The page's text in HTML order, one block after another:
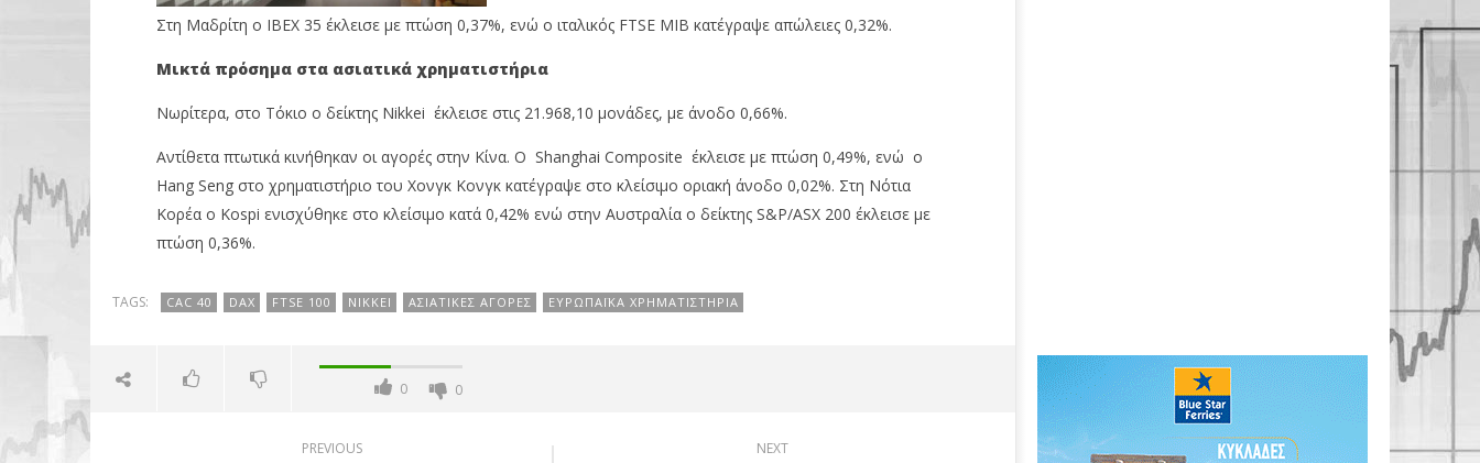
Στη Μαδρίτη ο ΙΒΕΧ 35 έκλεισε με πτώση 0,37%, ενώ ο ιταλικός FTSE MIB κατέγραψε απώλειες 0,32%.
Μικτά πρόσημα στα ασιατικά χρηματιστήρια
Νωρίτερα, στο Τόκιο o δείκτης Nikkei έκλεισε στις 21.968,10 μονάδες, με άνοδο 0,66%.
Αντίθετα πτωτικά κινήθηκαν οι αγορές στην Κίνα. Ο Shanghai Composite έκλεισε με πτώση 0,49%, ενώ ο
Hang Seng στο χρηματιστήριο του Χονγκ Κονγκ κατέγραψε στο κλείσιμο οριακή άνοδο 0,02%. Στη Νότια
Κορέα ο Kospi ενισχύθηκε στο κλείσιμο κατά 0,42% ενώ στην Αυστραλία ο δείκτης S&P/ASX 200 έκλεισε με
πτώση 0,36%.
TAGS: CAC 40 DAX FTSE 100 NIKKEI ΑΣΙΑΤΙΚΈΣ ΑΓΟΡΈΣ ΕΥΡΩΠΑΪΚΆ ΧΡΗΜΑΤΙΣΤΉΡΙΑ
0 0
PREVIOUS NEXT